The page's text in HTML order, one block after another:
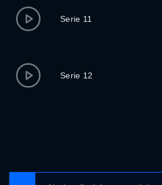
Serie 11
Serie 12